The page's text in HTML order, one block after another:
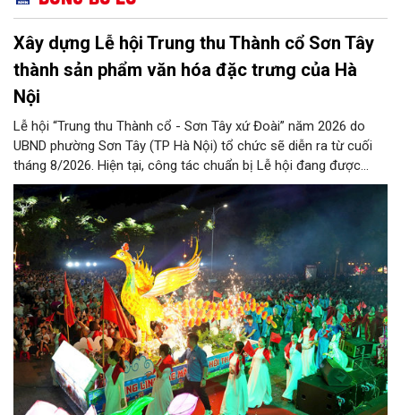
Xây dựng Lễ hội Trung thu Thành cổ Sơn Tây
thành sản phẩm văn hóa đặc trưng của Hà
Nội
Lễ hội “Trung thu Thành cổ - Sơn Tây xứ Đoài” năm 2026 do
UBND phường Sơn Tây (TP Hà Nội) tổ chức sẽ diễn ra từ cuối
tháng 8/2026. Hiện tại, công tác chuẩn bị Lễ hội đang được
chính quyền phường Sơn Tây cùng các phòng, ban, ngành, đơn
vị và 25 tổ dân phố khẩn trương triển khai, tạo khí thế sôi nổi,
sẵn sàng mang đến cho Nhân dân và du khách một mùa Trung
thu quy mô, đặc sắc và giàu bản sắc văn hóa xứ Đoài.